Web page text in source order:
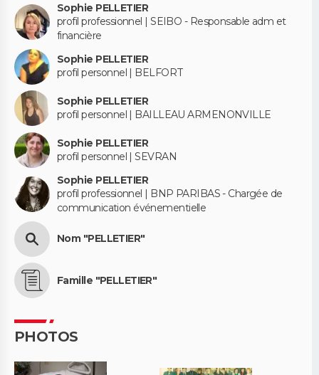
Sophie PELLETIER
profil professionnel | SEIBO - Responsable adm et
financière
Sophie PELLETIER
profil personnel | BELFORT
Sophie PELLETIER
profil personnel | BAILLEAU ARMENONVILLE
Sophie PELLETIER
profil personnel | SEVRAN
Sophie PELLETIER
profil professionnel | BNP PARIBAS - Chargée de
communication événementielle
Nom "PELLETIER"
Famille "PELLETIER"
PHOTOS